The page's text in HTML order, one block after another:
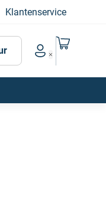
Klantenservice
Account menu
Naar mijn